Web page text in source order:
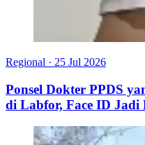
Regional · 25 Jul 2026
Ponsel Dokter PPDS
di Labfor, Face ID Jadi